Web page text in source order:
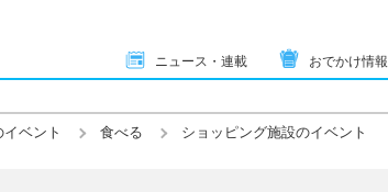
ニュース・連載 おでかけ情報
ベント 食べる ショッピング施設のイベント